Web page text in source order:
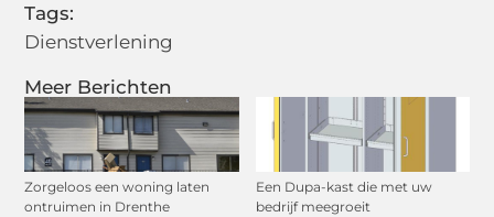
Meer Berichten
Zorgeloos een woning laten
ontruimen in Drenthe
Een Dupa-kast die met uw
bedrijf meegroeit
Tags:
Dienstverlening